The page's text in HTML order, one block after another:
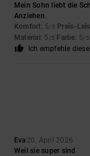
Mein Sohn liebt die
Anziehen.
Komfort: 5/5 Preis-
Material : 5 /5 Farbe: 5/5
Ich empfehle
Eva 20. April 2026
Weil sie super sind